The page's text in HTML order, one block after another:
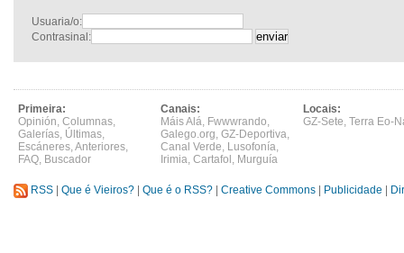
Usuaria/o:
Contrasinal:
Primeira:
Opinión, Columnas,
Galerías, Últimas,
Escáneres,Anteriores,
FAQ, Buscador
Canais:
Máis Alá, Fwwwrando,
Galego.org, GZ-Deportiva,
Canal Verde, Lusofonía,
Irimia, Cartafol , Murguía
Locais:
GZ-Sete, Terra Eo-
RSS Que é Vieiros? Que é o RSS? Creative Commons Publicidade